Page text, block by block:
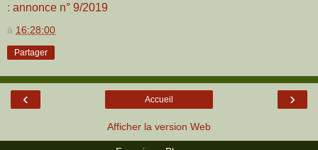
: annonce n° 9/2019
à 16:28:00
Partager
‹ ›
Accueil
Afficher la version Web